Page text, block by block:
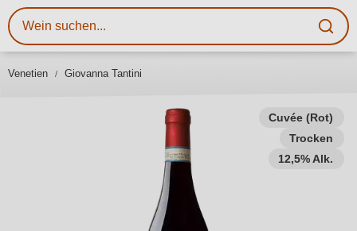
Venetien Giovanna Tantini
Cuvée (Rot)
Trocken
12,5% Alk.
Beschreiben Sie, welchen Wein
Sie suchen – ob nach Geschmack,